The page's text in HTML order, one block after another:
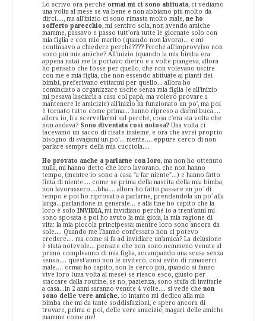
Lo scrivo ora perché ormai mi ci sono abituata , ci vediamo
una volta al mese se va bene e non abbiamo più molto da
dirci...., ma all'inizio ci sono rimasta molto male, ne ho
sofferto parecchio , mi sentivo sola, non avendo amiche
mamme, passavo e passo tutt'ora tutte le giornate solo con
mia figlia e con mio marito (quando non lavora)... e mi
continuavo a chiedere perché???? Perché all'improvviso non
sono più mie amiche? All'inizio (quando la mia bimba era
appena nata) me la portavo dietro e a volte piangeva, allora
ho pensato che fosse per quello, che non volevano uscire
con me e mia figlia, che non essendo abituate ai pianti dei
bimbi, preferivano evitarmi per quello... allora ho
cominciato a organizzare uscite senza mia figlia (e all'inizio
mi pesava lasciarla a casa col papà, ma volevo provare a
mantenere le amicizie) all'inizio ha funzionato un po', ma poi
è tornato tutto come prima... hanno ripreso a darmi buca....
allora io, lì a scervellarmi sul perché, cosa c'era sta volta che
non andava? Sono diventata così noiosa? Una volta ci
facevamo un sacco di risate insieme, e ora che avrei proprio
bisogno di svagami un po'... niente.... eppure cerco di non
parlare sempre della mia cucciola....
Ho provato anche a parlarne con loro , ma non ho ottenuto
nulla, mi hanno detto che loro lavorano, che non hanno
tempo, (mentre io sono a casa "a far niente"...) e hanno fatto
finta di niente.... come se prima della nascita della mia bimba,
non lavorassero....bha.... allora ho fatto passare un po' di
tempo e poi ho riprovato a parlarne, prendendola un po' alla
larga...parlandone in generale... e alla fine ho capito che la
loro è solo INVIDIA , mi invidiano perché io a trent'anni mi
sono sposata e poi ho avuto la mia gioia, la mia ragione di
vita: la mia piccola principessa; mentre loro sono ancora da
sole.... Quando me l'hanno confessato non ci potevo
credere.... ma come si fa ad invidiare un'amica? La delusione
è stata notevole... pensate che non sono nemmeno venute al
primo compleanno di mia figlia, accampando una scusa senza
senso.... quest'anno non le inviterò, così evito di rimanerci
male.... ormai ho capito, non le cerco più, quando si fanno
vive loro (una volta al mese) se riesco esco, giusto per
staccare dalla routine, se no, pazienza, sono stufa di invitarle
a casa...in 2 anni saranno venute 4 volte.... si vede che non
sono delle vere amiche, io intanto mi dedico alla mia
bimba che mi da tante soddisfazioni, e spero ancora di
trovare, prima o poi, delle vere amicizie, magari delle amiche
mamme come me!